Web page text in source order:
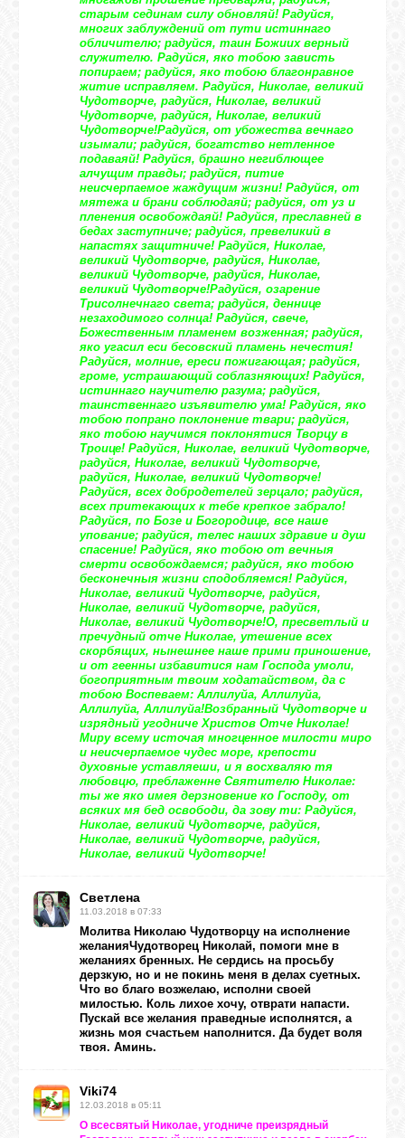
старым сединам силу обновляй! Радуйся,
многих заблуждений от пути истиннаго
обличителю; радуйся, таин Божиих верный
служителю. Радуйся, яко тобою зависть
попираем; радуйся, яко тобою благонравное
житие исправляем. Радуйся, Николае, великий
Чудотворче, радуйся, Николае, великий
Чудотворче, радуйся, Николае, великий
Чудотворче!Радуйся, от убожества вечнаго
изымали; радуйся, богатство нетленное
подаваяй! Радуйся, брашно негиблющее
алчущим правды; радуйся, питие
неисчерпаемое жаждущим жизни! Радуйся, от
мятежа и брани соблюдаяй; радуйся, от уз и
пленения освобождаяй! Радуйся, преславней в
бедах заступниче; радуйся, превеликий в
напастях защитниче! Радуйся, Николае,
великий Чудотворче, радуйся, Николае,
великий Чудотворче, радуйся, Николае,
великий Чудотворче!Радуйся, озарение
Трисолнечнаго света; радуйся, деннице
незаходимого солнца! Радуйся, свече,
Божественным пламенем возженная; радуйся,
яко угасил еси бесовский пламень нечестия!
Радуйся, молние, ереси пожигающая; радуйся,
громе, устрашающий соблазняющих! Радуйся,
истиннаго научителю разума; радуйся,
таинственнаго изъявителю ума! Радуйся, яко
тобою попрано поклонение твари; радуйся,
яко тобою научимся поклонятися Творцу в
Троице! Радуйся, Николае, великий Чудотворче,
радуйся, Николае, великий Чудотворче,
радуйся, Николае, великий Чудотворче!
Радуйся, всех добродетелей зерцало; радуйся,
всех притекающих к тебе крепкое забрало!
Радуйся, по Бозе и Богородице, все наше
упование; радуйся, телес наших здравие и душ
спасение! Радуйся, яко тобою от вечныя
смерти освобождаемся; радуйся, яко тобою
бесконечныя жизни сподобляемся! Радуйся,
Николае, великий Чудотворче, радуйся,
Николае, великий Чудотворче, радуйся,
Николае, великий Чудотворче!О, пресветлый и
пречудный отче Николае, утешение всех
скорбящих, нынешнее наше прими приношение,
и от геенны избавитися нам Господа умоли,
богоприятным твоим ходатайством, да с
тобою Воспеваем: Аллилуйа, Аллилуйа,
Аллилуйа, Аллилуйа!Возбранный Чудотворче и
изрядный угодниче Христов Отче Николае!
Миру всему источая многценное милости миро
и неисчерпаемое чудес море, крепости
духовные уставляеши, и я восхваляю тя
любовцю, преблаженне Святителю Николае:
ты же яко имея дерзновение ко Господу, от
всяких мя бед освободи, да зову ти: Радуйся,
Николае, великий Чудотворче, радуйся,
Николае, великий Чудотворче, радуйся,
Николае, великий Чудотворче!
Светлена
11.03.2018 в 07:33
Молитва Николаю Чудотворцу на исполнение
желанияЧудотворец Николай, помоги мне в
желаниях бренных. Не сердись на просьбу
дерзкую, но и не покинь меня в делах суетных.
Что во благо возжелаю, исполни своей
милостью. Коль лихое хочу, отврати напасти.
Пускай все желания праведные исполнятся, а
жизнь моя счастьем наполнится. Да будет воля
твоя. Аминь.
Viki74
12.03.2018 в 05:11
О всесвятый Николае, угодниче преизрядный